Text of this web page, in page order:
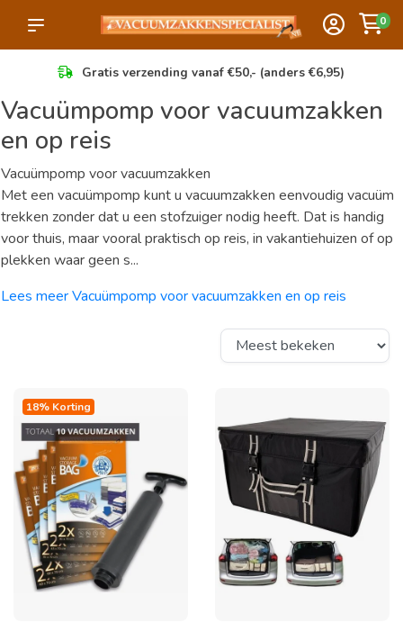
0
Gratis verzending vanaf €50,- (anders €6,95)
Vacuümpomp voor vacuumzakken
en op reis
Vacuümpomp voor vacuumzakken
Met een vacuümpomp kunt u vacuumzakken eenvoudig vacuüm
trekken zonder dat u een stofzuiger nodig heeft. Dat is handig
voor thuis, maar vooral praktisch op reis, in vakantiehuizen of op
plekken waar geen s...
Lees meer Vacuümpomp voor vacuumzakken en op reis
18% Korting